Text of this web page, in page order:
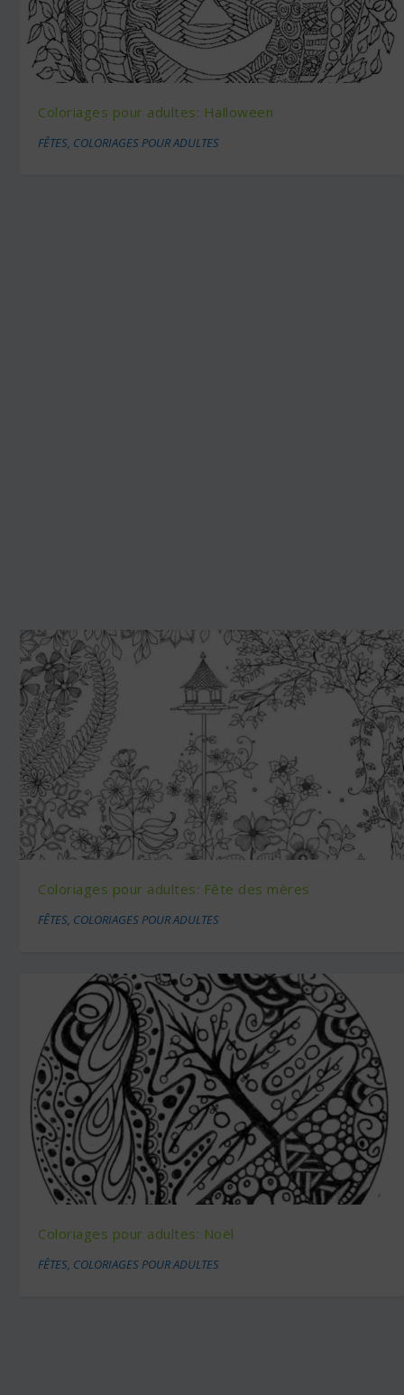
Coloriages pour adultes: Halloween
FÊTES, COLORIAGES POUR ADULTES
Coloriages pour adultes: Fête des mères
FÊTES, COLORIAGES POUR ADULTES
Coloriages pour adultes: Noël
FÊTES COLORIAGES POUR ADULTES